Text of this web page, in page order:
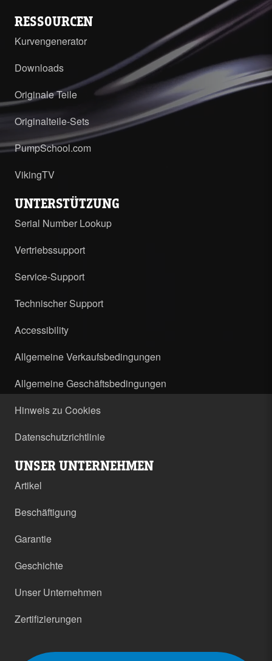
RESSOURCEN
Kurvengenerator
Downloads
Originale Teile
Originalteile-Sets
PumpSchool.com
VikingTV
UNTERSTÜTZUNG
Serial Number Lookup
Vertriebssupport
Service-Support
Technischer Support
Accessibility
Allgemeine Verkaufsbedingungen
Allgemeine Geschäftsbedingungen
Hinweis zu Cookies
Datenschutzrichtlinie
UNSER UNTERNEHMEN
Artikel
Beschäftigung
Garantie
Geschichte
Unser Unternehmen
Zertifizierungen